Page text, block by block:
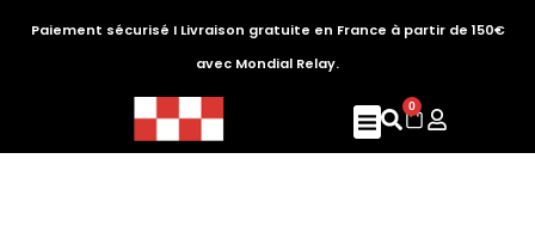
Paiement sécurisé I Livraison gratuite en France à partir de 150€
avec Mondial Relay.
0